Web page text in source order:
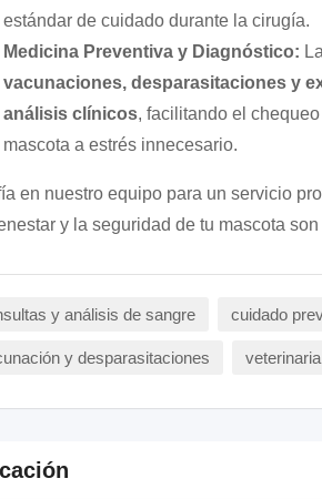
estándar de cuidado durante la cirugía.
Medicina Preventiva y Diagnóstico:
vacunaciones, desparasitaciones y
análisis clínicos, facilitando el
mascota a estrés innecesario.
en nuestro equipo para un servicio
y la seguridad de tu mascota
y análisis de sangre cuidado
y desparasitaciones